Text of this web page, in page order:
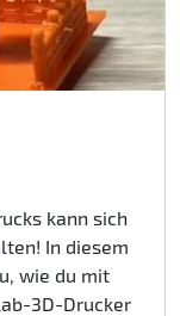
kann sich
In diesem
wie du mit
3D-Drucker